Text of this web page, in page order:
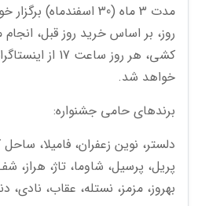
مدت 3 ماه (30
روز، بر اساس خرید روز قبل،
خواهد شد.
برندهای حامی جشنواره:
دلستر، نوین زعفران، فامیلا، ساحل
پریل، پرسیل، شاوما، تاژ، هراز،
بهروز، مزمز، نستله، عقاب، نادی،